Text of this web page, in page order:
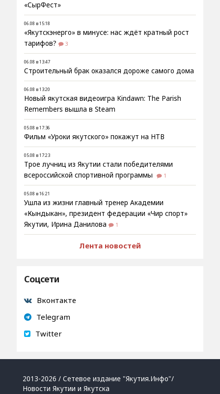
«СырФест»
06.08 в 15:18
«Якутскэнерго» в минусе: нас ждёт кратный рост
тарифов?
3
06.08 в 13:47
Строительный брак оказался дороже самого дома
06.08 в 13:20
Новый якутская видеоигра Kindawn: The Parish
Remembers вышла в Steam
05.08 в 17:36
Фильм «Уроки якутского» покажут на НТВ
05.08 в 17:23
Трое лучниц из Якутии стали победителями
всероссийской спортивной программы
1
05.08 в 16:21
Ушла из жизни главный тренер Академии
«Кындыкан», президент федерации «Чир спорт»
Якутии, Ирина Данилова
1
Лента новостей
Соцсети
Вконтакте
Telegram
Twitter
2013-2026 / Сетевое издание "Якутия.Инфо"/
Новости Якутии и Якутска